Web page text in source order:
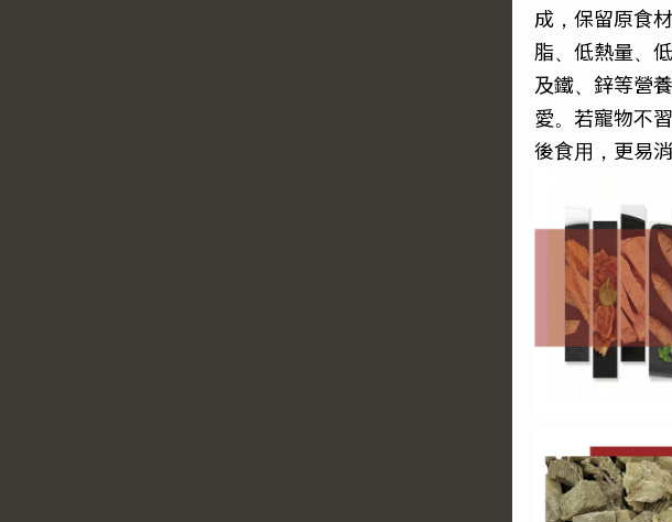
成，保留原食
脂、低熱量、
及鐵、鋅等營
愛。若寵物不
後食用，更易消